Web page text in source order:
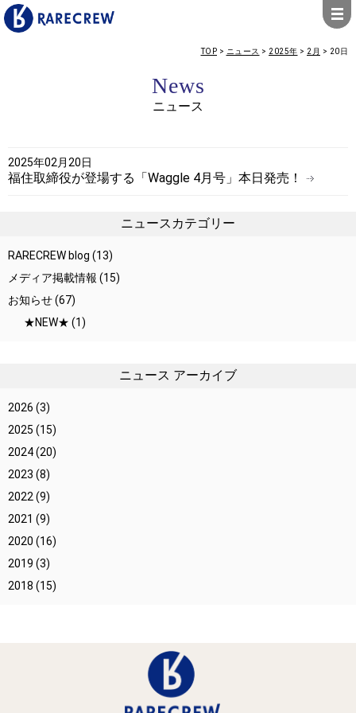
TOP > ニュース > 2025年 > 2月 > 20日
News
ニュース
2025年02月20日
福住取締役が登場する「Waggle 4月号」本日発売！
ニュースカテゴリー
RARECREW blog (13)
メディア掲載情報 (15)
お知らせ(67)
★NEW★ (1)
ニュース アーカイブ
2026 (3)
2025 (15)
2024(20)
2023 (8)
2022 (9)
2021 (9)
2020 (16)
2019 (3)
2018 (15)